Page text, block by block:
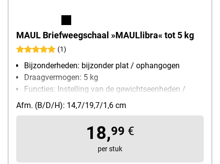
MAUL Briefweegschaal »MAULlibra« tot 5 kg
(1)
Bijzonderheden: bijzonder plat / ophangogen
Draagvermogen: 5 kg
Functies: Instelling van de gewichtseenheden /
automatische nulstelling / gebruikerskalibratie /
automatische uitschakeling
soort batterij: Batterijen (2x AAA)
Afm. (B/D/H): 14,7/19,7/1,6 cm
18,99 €
per stuk